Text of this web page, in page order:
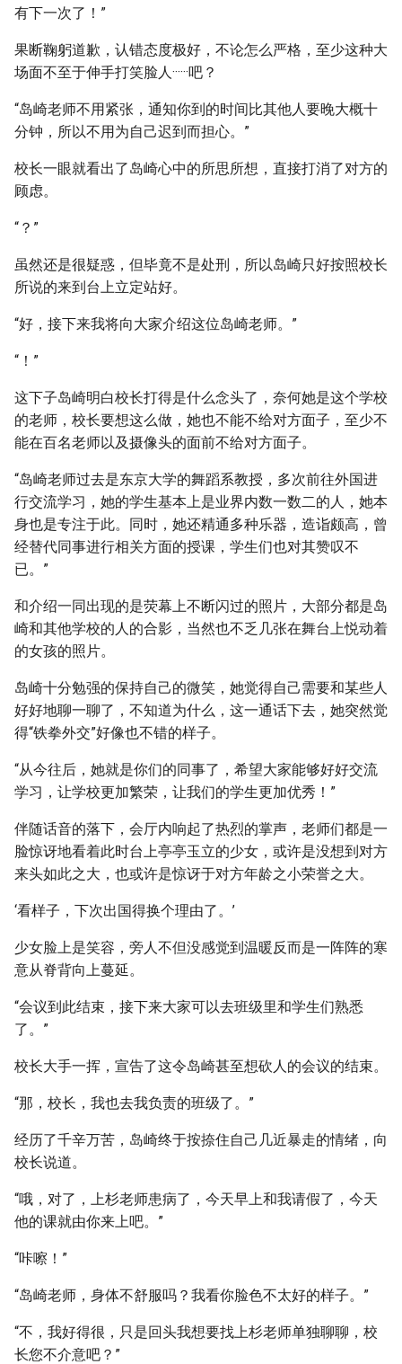
有下一次了！”
果断鞠躬道歉，认错态度极好，不论怎么严格，至少这种大
场面不至于伸手打笑脸人······吧？
“岛崎老师不用紧张，通知你到的时间比其他人要晚大概十
分钟，所以不用为自己迟到而担心。”
校长一眼就看出了岛崎心中的所思所想，直接打消了对方的
顾虑。
“？”
虽然还是很疑惑，但毕竟不是处刑，所以岛崎只好按照校长
所说的来到台上立定站好。
“好，接下来我将向大家介绍这位岛崎老师。”
“！”
这下子岛崎明白校长打得是什么念头了，奈何她是这个学校
的老师，校长要想这么做，她也不能不给对方面子，至少不
能在百名老师以及摄像头的面前不给对方面子。
“岛崎老师过去是东京大学的舞蹈系教授，多次前往外国进
行交流学习，她的学生基本上是业界内数一数二的人，她本
身也是专注于此。同时，她还精通多种乐器，造诣颇高，曾
经替代同事进行相关方面的授课，学生们也对其赞叹不
已。”
和介绍一同出现的是荧幕上不断闪过的照片，大部分都是岛
崎和其他学校的人的合影，当然也不乏几张在舞台上悦动着
的女孩的照片。
岛崎十分勉强的保持自己的微笑，她觉得自己需要和某些人
好好地聊一聊了，不知道为什么，这一通话下去，她突然觉
得“铁拳外交”好像也不错的样子。
“从今往后，她就是你们的同事了，希望大家能够好好交流
学习，让学校更加繁荣，让我们的学生更加优秀！”
伴随话音的落下，会厅内响起了热烈的掌声，老师们都是一
脸惊讶地看着此时台上亭亭玉立的少女，或许是没想到对方
来头如此之大，也或许是惊讶于对方年龄之小荣誉之大。
‘看样子，下次出国得换个理由了。’
少女脸上是笑容，旁人不但没感觉到温暖反而是一阵阵的寒
意从脊背向上蔓延。
“会议到此结束，接下来大家可以去班级里和学生们熟悉
了。”
校长大手一挥，宣告了这令岛崎甚至想砍人的会议的结束。
“那，校长，我也去我负责的班级了。”
经历了千辛万苦，岛崎终于按捺住自己几近暴走的情绪，向
校长说道。
“哦，对了，上杉老师患病了，今天早上和我请假了，今天
他的课就由你来上吧。”
“咔嚓！”
“岛崎老师，身体不舒服吗？我看你脸色不太好的样子。”
“不，我好得很，只是回头我想要找上杉老师单独聊聊，校
长您不介意吧？”